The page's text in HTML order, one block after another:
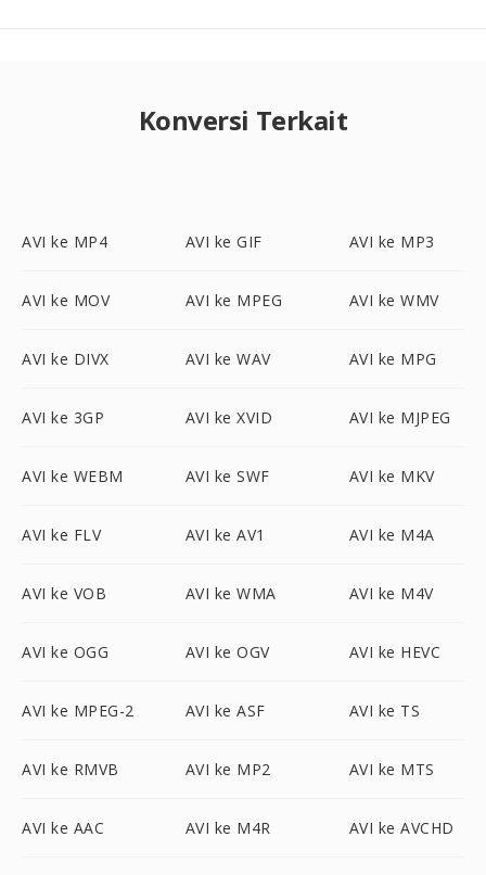
Konversi Terkait
AVI ke MP4 AVI ke GIF AVI ke MP3
AVI ke MOV AVI ke MPEG AVI ke WMV
AVI ke DIVX AVI ke WAV AVI ke MPG
AVI ke 3GP AVI ke XVID AVI ke MJPEG
AVI ke WEBM AVI ke SWF AVI ke MKV
AVI ke FLV AVI ke AV1 AVI ke M4A
AVI ke VOB AVI ke WMA AVI ke M4V
AVI ke OGG AVI ke OGV AVI ke HEVC
AVI ke MPEG-2 AVI ke ASF AVI ke TS
AVI ke RMVB AVI ke MP2 AVI ke MTS
AVI ke AAC AVI ke M4R AVI ke AVCHD